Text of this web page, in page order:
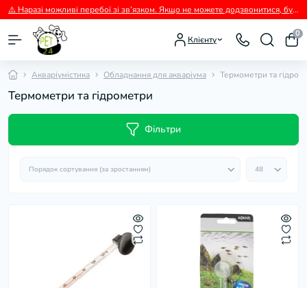
⚠️ Наразі можливі перебої зі зв’язком. Якщо не можете додзвонитися, будь ласка, пишіть нам у Viber.
Клієнту
0
Акваріумістика Обладнання для акваріума Термометри та
Термометри та гідрометри
Фільтри